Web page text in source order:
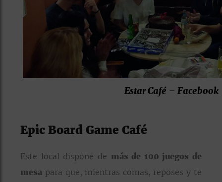
Estar Café – Facebook
Epic Board Game Café
Este local dispone de más de 100 juegos de
mesa para que, mientras comas, reposes y te